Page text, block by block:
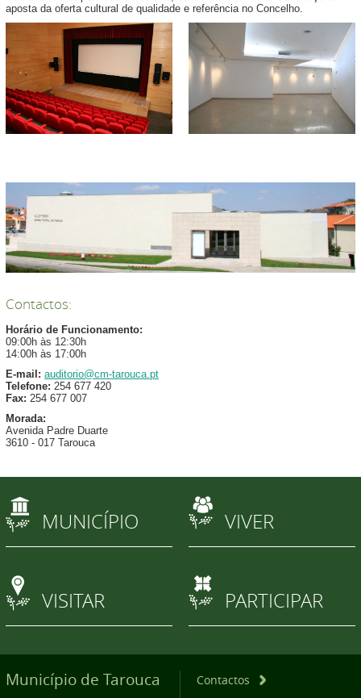
aposta da oferta cultural de qualidade e referência no Concelho.
Contactos:
Horário de Funcionamento:
09:00h às 12:30h
14:00h às 17:00h
E-mail: auditorio@cm-tarouca.pt
Telefone: 254 677 420
Fax: 254 677 007
Morada:
Avenida Padre Duarte
3610 - 017 Tarouca
MUNICÍPIO VIVER
VISITAR PARTICIPAR
Município de Tarouca Contactos